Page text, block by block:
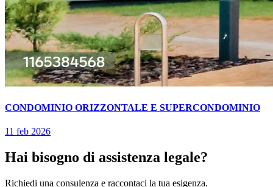
CONDOMINIO ORIZZONTALE E SUPERCONDOMINIO
11 feb 2026
Hai bisogno di assistenza legale?
Richiedi una consulenza e raccontaci la tua esigenza.